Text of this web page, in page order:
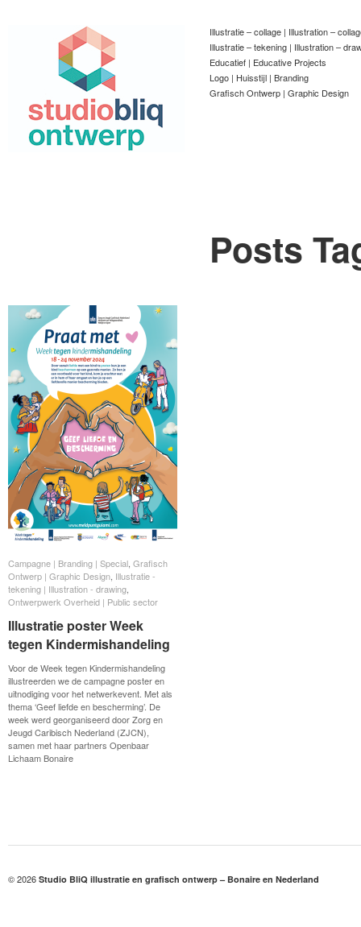
Illustratie – collage | Illustration –
Illustratie – tekening | Illustration –
Educatief | Educative Projects
Logo | Huisstijl | Branding
Grafisch Ontwerp | Graphic Design
Posts
Campagne | Branding | Special Grafisch
Ontwerp | Graphic Design Illustratie -
tekening | Illustration - drawing
Ontwerpwerk Overheid | Public sector
Illustratie poster Week
tegen Kindermishandeling
Voor de Week tegen Kindermishandeling
illustreerden we de campagne poster en
uitnodiging voor het netwerkevent. Met als
thema ‘Geef liefde en bescherming’. De
week werd georganiseerd door Zorg en
Jeugd Caribisch Nederland (ZJCN),
samen met haar partners Openbaar
Lichaam Bonaire
Campagne | Branding | Special Grafisch
Ontwerp | Graphic Design Illustratie -
tekening | Illustration - drawing
Ontwerpwerk Overheid | Public sector
Illustratie poster Week
tegen Kindermishandeling
© 2026 Studio BliQ illustratie en grafisch ontwerp – Bonaire en Nederland